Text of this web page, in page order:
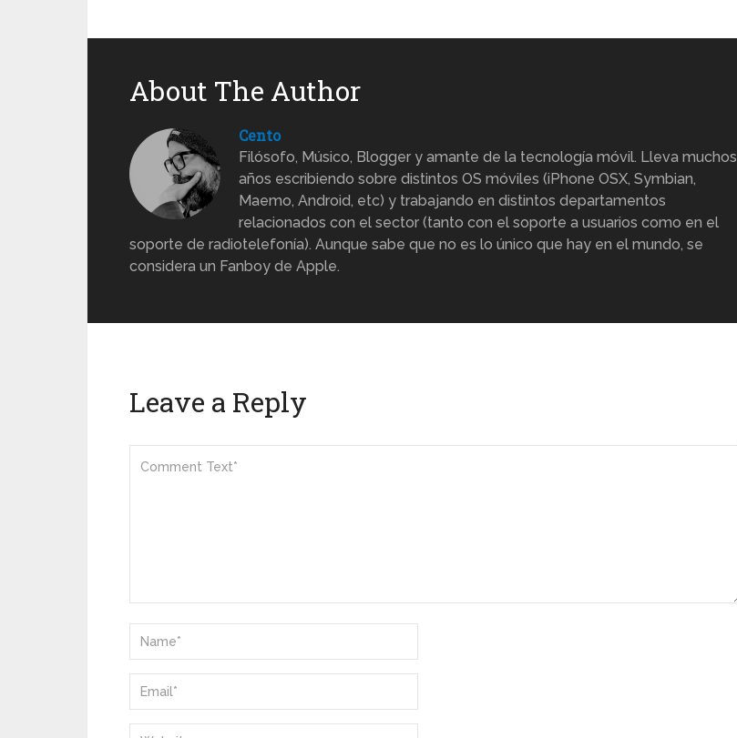
About The Author
Cento
Filósofo, Músico, Blogger y amante de la tecnología móvil. Lleva muchos
años escribiendo sobre distintos OS móviles (iPhone OSX, Symbian,
Maemo, Android, etc) y trabajando en distintos departamentos
relacionados con el sector (tanto con el soporte a usuarios como en el
soporte de radiotelefonía). Aunque sabe que no es lo único que hay en el mundo, se
considera un Fanboy de Apple.
Leave a Reply